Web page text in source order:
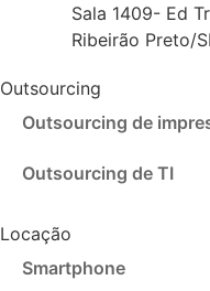
Sala 1409- Ed
Ribeirão Preto/
Outsourcing
Outsourcing de
Outsourcing de TI
Locação
Smartphone